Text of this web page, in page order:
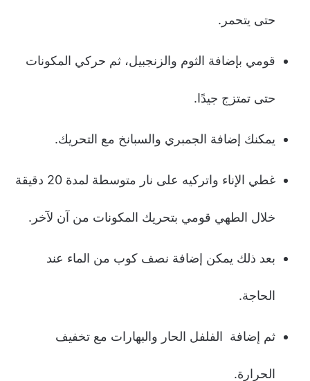
حتى يتحمر.
قومي بإضافة الثوم والزنجبيل، ثم حركي المكونات
حتى تمتزج جيدًا.
يمكنك إضافة الجمبري والسبانخ مع التحريك.
غطي الإناء واتركيه على نار متوسطة لمدة 20 دقيقة
خلال الطهي قومي بتحريك المكونات من آن لآخر.
بعد ذلك يمكن إضافة نصف كوب من الماء عند
الحاجة.
ثم إضافة الفلفل الحار والبهارات مع تخفيف
الحرارة.